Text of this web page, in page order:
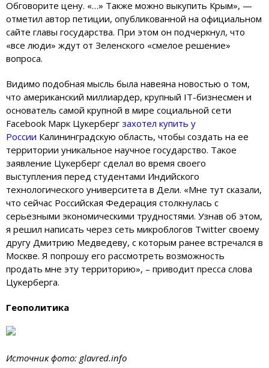
Обговорите цену. «…» Также можно выкупить Крым», —
отметил автор петиции, опубликованной на официальном
сайте главы государства. При этом он подчеркнул, что
«все люди» ждут от Зеленского «смелое решение»
вопроса.
Видимо подобная мысль была навеяна новостью о том,
что американский миллиардер, крупный IT-бизнесмен и
основатель самой крупной в мире социальной сети
Facebook Марк Цукерберг захотел купить у
России Калининградскую область, чтобы создать на ее
территории уникальное научное государство. Такое
заявление Цукерберг сделал во время своего
выступления перед студентами Индийского
технологического университета в Дели. «Мне тут сказали,
что сейчас Российская Федерация столкнулась с
серьезными экономическими трудностями. Узнав об этом,
я решил написать через сеть микроблогов Twitter своему
другу Дмитрию Медведеву, с которым ранее встречался в
Москве. Я попрошу его рассмотреть возможность
продать мне эту территорию», – приводит пресса слова
Цукерберга.
Геополитика
Источник фото: glavred.info